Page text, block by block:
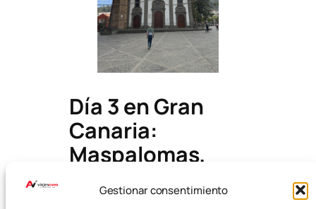
Gestionar consentimiento
Día 3 en Gran
Canaria:
Maspalomas,
isla